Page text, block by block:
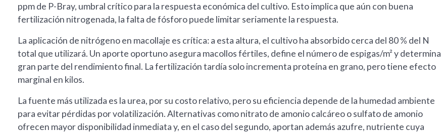
ppm de P-Bray, umbral crítico para la respuesta económica del cultivo. Esto implica que aún con buena
fertilización nitrogenada, la falta de fósforo puede limitar seriamente la respuesta.
La aplicación de nitrógeno en macollaje es crítica: a esta altura, el cultivo ha absorbido cerca del 80 % del N
total que utilizará. Un aporte oportuno asegura macollos fértiles, define el número de espigas/m² y determina
gran parte del rendimiento final. La fertilización tardía solo incrementa proteína en grano, pero tiene efecto
marginal en kilos.
La fuente más utilizada es la urea, por su costo relativo, pero su eficiencia depende de la humedad ambiente
para evitar pérdidas por volatilización. Alternativas como nitrato de amonio calcáreo o sulfato de amonio
ofrecen mayor disponibilidad inmediata y, en el caso del segundo, aportan además azufre, nutriente cuya